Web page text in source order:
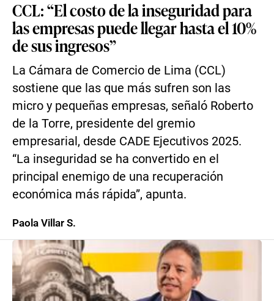
CCL: “El costo de la inseguridad para
las empresas puede llegar hasta el 10%
de sus ingresos”
La Cámara de Comercio de Lima (CCL)
sostiene que las que más sufren son las
micro y pequeñas empresas, señaló Roberto
de la Torre, presidente del gremio
empresarial, desde CADE Ejecutivos 2025.
“La inseguridad se ha convertido en el
principal enemigo de una recuperación
económica más rápida”, apunta.
Paola Villar S.